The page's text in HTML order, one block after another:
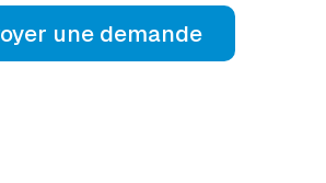
une demande